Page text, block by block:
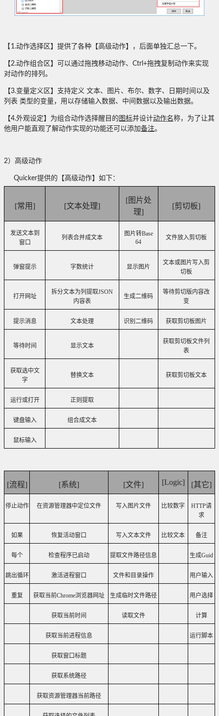
【1.动作选择区】提供了各种【高级动作】，后面单独汇总一下。
【2.动作组合区】可以通过拖拽移动动作、 Ctrl+拖拽复制动作来实现
对动作的排列。
【3.变量定义区】支持定义 文本、图片、布尔、数字、日期时间以及
列表 类型的变量，用以存储输入数据、中间数据以及输出数据。
【4.外观设定】为组合动作选择醒目的 图标并设计动作名称，为了让其
他用户能直观了解动作实现的功能还可以添加备注。
2）高级动作
Quicker提供的【高级动作】如下：
[常用] [文本处理]
[图片处
理]
[剪切板]
发送文本到
窗口
列表合并成文本
图片转Base
64
文件放入剪切板
弹窗提示 字数统计 显示图片
文本或图片写入剪
切板
打开网址
拆分文本为列提取JSON
内容表
生成二维码
等待剪切版内容改
变
提示消息 文本处理 识别二维码 获取剪切板图片
等待时间 显示文本
获取剪切板文件列
表
获取选中文
字
替换文本 获取剪切板文本
运行或打开 正则提取
键盘输入 组合成文本
鼠标输入
[流程] [系统] [文件] [Logic] [其它]
停止动作 在资源管理器中定位文件 写入图片文件 比较数字 HTTP请
求
如果 恢复活动窗口 写入文本文件 比较文本 备注
每个 检查程序已启动 提取文件路径信息 生成Guid
跳出循环 激活进程窗口 文件和目录操作 用户输入
重复 获取当前Chrome浏览器网址 生成临时文件路径 用户选择
获取当前时间 读取文件 计算
获取当前进程信息 运行脚本
获取窗口标题
获取系统路径
获取资源管理器当前路径